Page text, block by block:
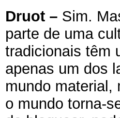
Druot – Sim.
parte de uma
tradicionais têm
apenas um dos
mundo material,
o mundo torna-